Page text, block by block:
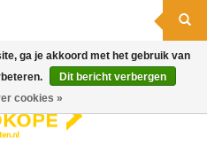
ga je akkoord met het gebruik van
Dit bericht verbergen
cookies »